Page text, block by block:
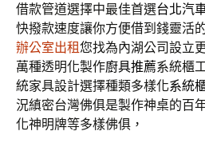
借款管道選擇中最佳首選台北汽
快撥款速度讓你方便借到錢靈活
辦公室出租您找為內湖公司設立
萬種透明化製作廚具推薦系統櫃
統家具設計選擇種類多樣化系統
況縝密台灣佛俱是製作神桌的百
化神明牌等多樣佛俱，